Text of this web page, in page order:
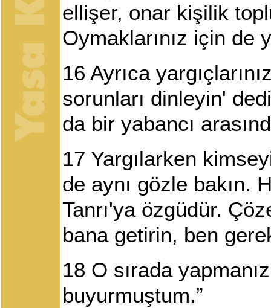
ellişer, onar kişilik
Oymaklarınız için de
16 Ayrıca
sorunları dinleyin'
da bir yabancı
17 Yargılarken
de aynı gözle bakın.
Tanrı'ya özgüdür.
bana getirin, ben
18 O sırada
buyurmuştum.”